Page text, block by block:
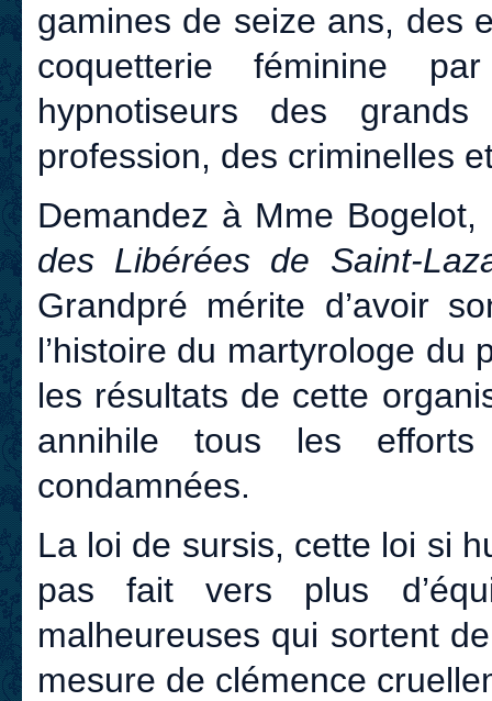
gamines de seize ans, des
coquetterie féminine
hypnotiseurs des
profession, des criminelles
Demandez à Mme
des Libérées de Saint-
Grandpré mérite d’avoir
l’histoire du martyrologe
les résultats de cette
annihile tous les
condamnées.
La loi de sursis, cette loi si
pas fait vers plus
malheureuses qui sortent
mesure de clémence